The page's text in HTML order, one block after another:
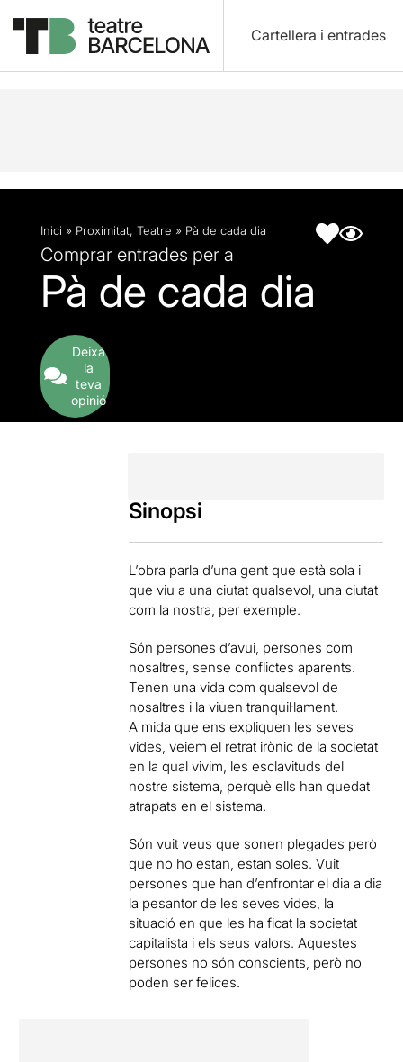
Cartellera i entrades
Descripció Fitxa artística
Inici » Proximitat, Teatre » Pà de cada dia
Comprar entrades per a
Pà de cada dia
Deixa
la
teva
opinió
Sinopsi
L’obra parla d’una gent que està sola i
que viu a una ciutat qualsevol, una ciutat
com la nostra, per exemple.
Són persones d’avui, persones com
nosaltres, sense conflictes aparents.
Tenen una vida com qualsevol de
nosaltres i la viuen tranquil·lament.
A mida que ens expliquen les seves
vides, veiem el retrat irònic de la societat
en la qual vivim, les esclavituds del
nostre sistema, perquè ells han quedat
atrapats en el sistema.
Són vuit veus que sonen plegades però
que no ho estan, estan soles. Vuit
persones que han d’enfrontar el dia a dia
la pesantor de les seves vides, la
situació en que les ha ficat la societat
capitalista i els seus valors. Aquestes
persones no són conscients, però no
poden ser felices.